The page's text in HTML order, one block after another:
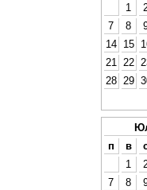
1
7
8
14
15
21
22
28
29
п
в
1
7
8